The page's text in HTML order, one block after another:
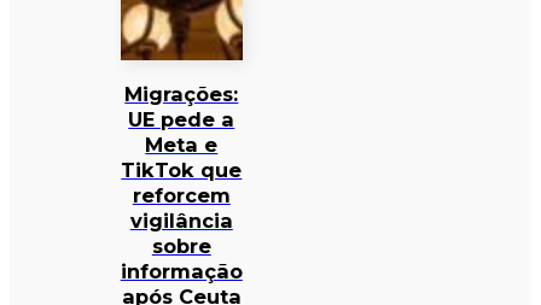
Migrações:
UE pede a
Meta e
TikTok que
reforcem
vigilância
sobre
informação
após Ceuta